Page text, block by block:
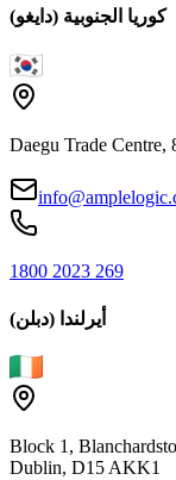
كوريا الجنوبية (دايغو)
Daegu Trade Centre,
1800 2023 269
أيرلندا (دبلن)
Block 1,
Dublin, D15 AKK1